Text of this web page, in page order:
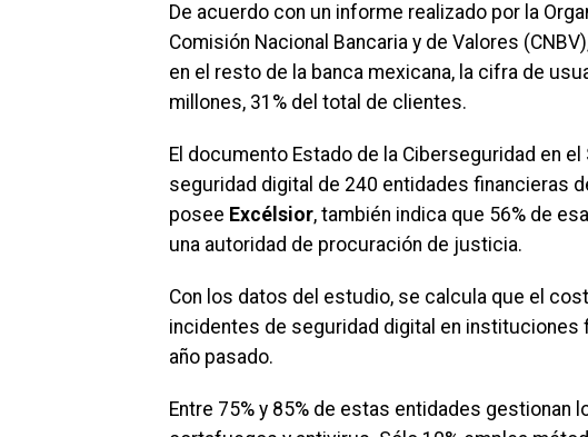
De acuerdo con un informe realizado por la
Comisión Nacional Bancaria y de Valores
en el resto de la banca mexicana, la cifra de
millones, 31% del total de clientes.
El documento Estado de la Ciberseguridad en
seguridad digital de 240 entidades financieras
posee Excélsior, también indica que 56% de
una autoridad de procuración de justicia.
Con los datos del estudio, se calcula que el
incidentes de seguridad digital en instituciones
año pasado.
Entre 75% y 85% de estas entidades